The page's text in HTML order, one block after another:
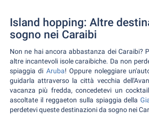
Island hopping: Altre
sogno nei Caraibi
Non ne hai ancora abbastanza dei Caraibi?
altre incantevoli isole caraibiche. Da non
spiaggia di Aruba! Oppure noleggiare
guidarla attraverso la città vecchia
vacanza più fredda, concedetevi un
ascoltate il reggaeton sulla spiaggia della
perdetevi queste destinazioni da sogno nei